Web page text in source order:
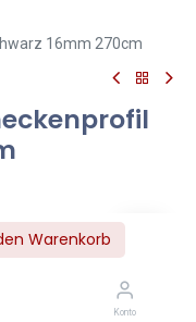
Warenkorb
Konto
16mm 270cm